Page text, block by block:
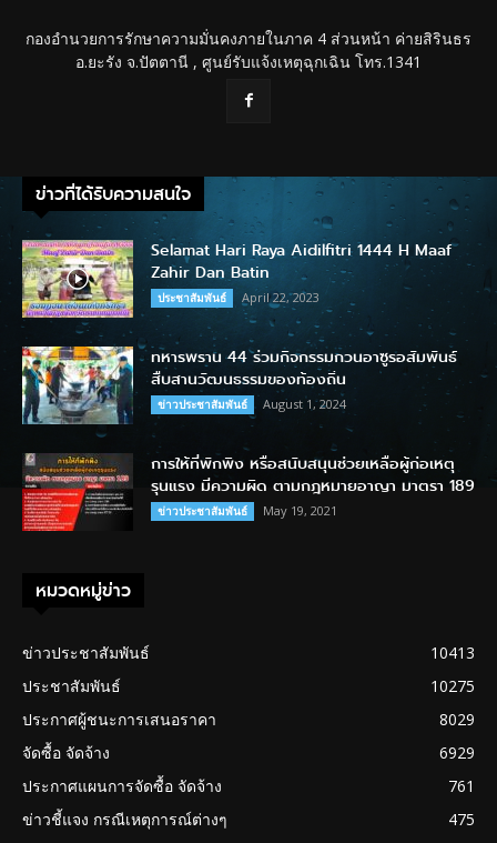
กองอำนวยการรักษาความมั่นคงภายในภาค 4 ส่วนหน้า ค่ายสิรินธร
อ.ยะรัง จ.ปัตตานี , ศูนย์รับแจ้งเหตุฉุกเฉิน โทร.1341
ข่าวที่ได้รับความสนใจ
Selamat Hari Raya Aidilfitri 1444 H Maaf
Zahir Dan Batin
ประชาสัมพันธ์ April 22, 2023
ทหารพราน 44 ร่วมกิจกรรมกวนอาซูรอสัมพันธ์
สืบสานวัฒนธรรมของท้องถิ่น
ข่าวประชาสัมพันธ์ August 1, 2024
การให้ที่พักพิง หรือสนับสนุนช่วยเหลือผู้ก่อเหตุ
รุนแรง มีความผิด ตามกฎหมายอาญา มาตรา 189
ข่าวประชาสัมพันธ์ May 19, 2021
หมวดหมู่ข่าว
ข่าวประชาสัมพันธ์
10413
ประชาสัมพันธ์
10275
ประกาศผู้ชนะการเสนอราคา
8029
จัดซื้อ จัดจ้าง
6929
ประกาศแผนการจัดซื้อ จัดจ้าง
761
ข่าวชี้แจง กรณีเหตุการณ์ต่างๆ
475